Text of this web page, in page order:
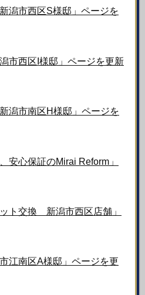
潟市西区S様邸」ページを
市西区I様邸」ページを更新
潟市南区H様邸」ページを
安心保証のMirai Reform」
ト交換 新潟市西区店舗」
江南区A様邸」ページを更